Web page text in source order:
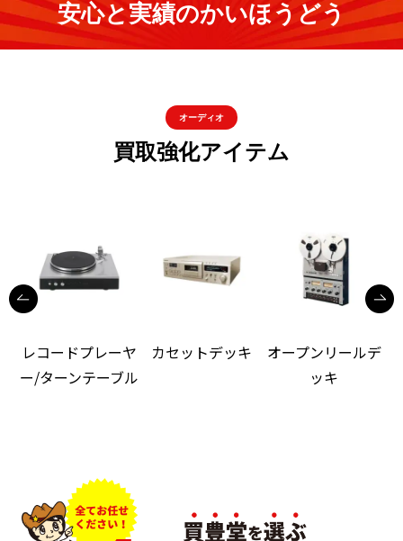
安心と実績のかいほうどう
オーディオ
買取強化アイテム
レコードプレーヤ
ー/ターンテーブル
カセットデッキ
オープンリールデ
ッキ